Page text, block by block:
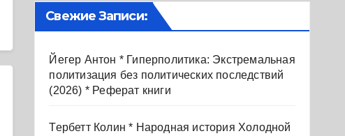
Свежие Записи:
Йегер Антон * Гиперполитика: Экстремальная
политизация без политических последствий
(2026) * Реферат книги
Тербетт Колин * Народная история Холодной